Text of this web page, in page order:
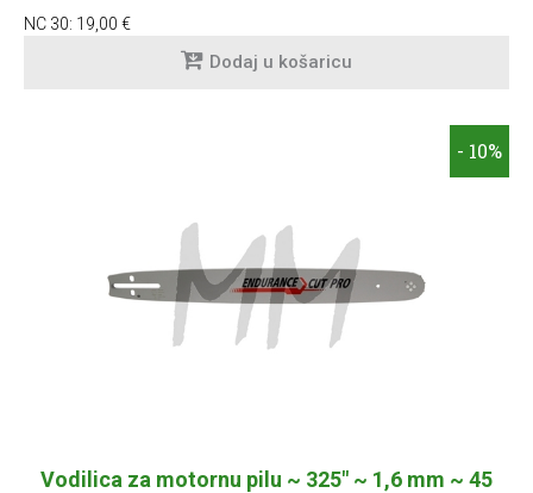
NC 30: 19,00 €
Dodaj u košaricu
- 10%
Vodilica za motornu pilu ~ 325" ~ 1,6 mm ~ 45